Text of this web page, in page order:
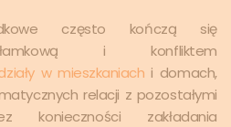
często kończą się
ułamkową i konfliktem
w mieszkaniach i domach,
relacji z pozostałymi
konieczności zakładania